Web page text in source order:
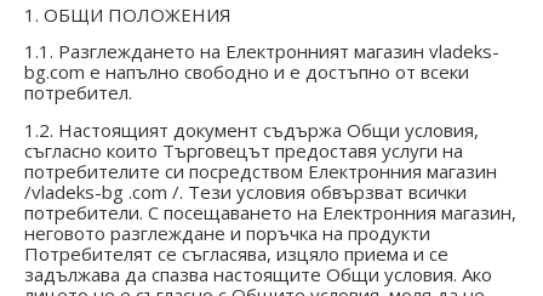
1. ОБЩИ ПОЛОЖЕНИЯ
1.1. Разглеждането на Eлектронният магазин vladeks-
bg.com е напълно свободно и е достъпно от всеки
потребител.
1.2. Настоящият документ съдържа Общи условия,
съгласно които Търговецът предоставя услуги на
потребителите си посредством Електронния магазин
/vladeks-bg .com /. Тези условия обвързват всички
потребители. С посещаването на Електронния магазин,
неговото разглеждане и поръчка на продукти
Потребителят се съгласява, изцяло приема и се
задължава да спазва настоящите Общи условия. Ако